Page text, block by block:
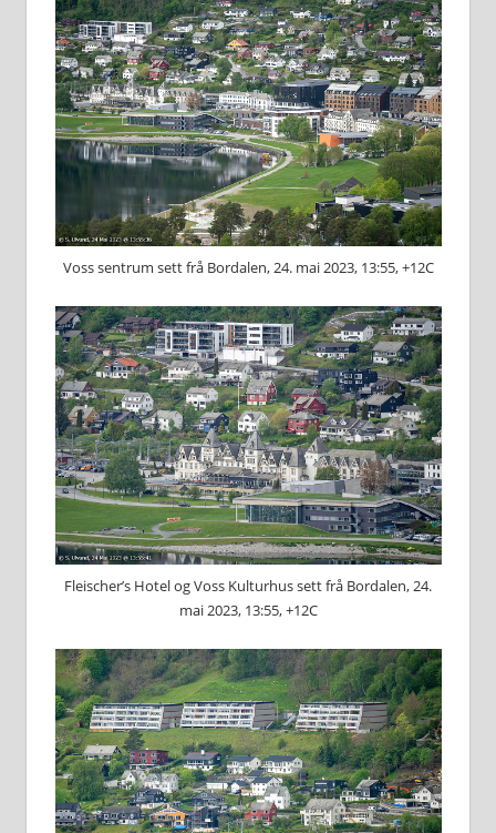
Voss sentrum sett frå Bordalen, 24. mai 2023, 13:55, +12C
Fleischer’s Hotel og Voss Kulturhus sett frå Bordalen, 24.
mai 2023, 13:55, +12C